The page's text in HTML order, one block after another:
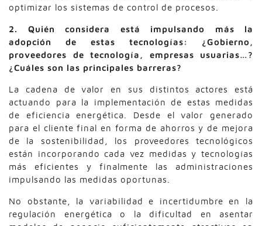
optimizar los sistemas de control de procesos.
2. Quién considera está impulsando más la
adopción de estas tecnologías: ¿Gobierno,
proveedores de tecnología, empresas usuarias…?
¿Cuáles son las principales barreras?
La cadena de valor en sus distintos actores está
actuando para la implementación de estas medidas
de eficiencia energética. Desde el valor generado
para el cliente final en forma de ahorros y de mejora
de la sostenibilidad, los proveedores tecnológicos
están incorporando cada vez medidas y tecnologías
más eficientes y finalmente las administraciones
impulsando las medidas oportunas.
No obstante, la variabilidad e incertidumbre en la
regulación energética o la dificultad en asentar